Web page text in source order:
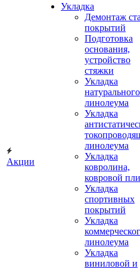
Акции
Укладка
Демонтаж
покрытий
Подготовка
основания,
устройство
стяжки
Укладка
натурального
линолеума
Укладка
линолеума
Укладка
ковролина,
ковровой
Укладка
спортивных
покрытий
Укладка
линолеума
Укладка
виниловой и